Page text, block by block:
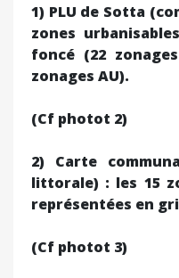
1) PLU de Sotta
zones
foncé (22
zonages AU).
(Cf photot 2)
2) Carte
littorale) : les 15
représentées en
(Cf photot 3)